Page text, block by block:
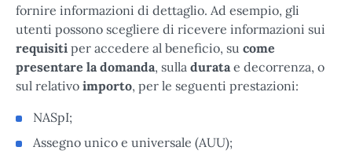
fornire informazioni di dettaglio. Ad esempio, gli
utenti possono scegliere di ricevere informazioni sui
requisiti per accedere al beneficio, su come
presentare la domanda, sulla durata e decorrenza, o
sul relativo importo, per le seguenti prestazioni:
NASpI;
Assegno unico e universale (AUU);